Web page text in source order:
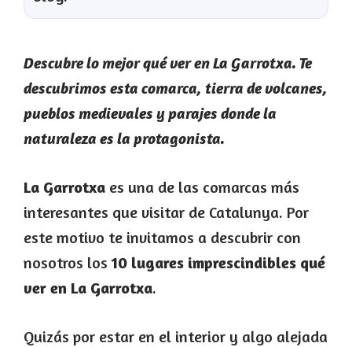
Descubre lo mejor qué ver en La Garrotxa. Te
descubrimos esta comarca, tierra de volcanes,
pueblos medievales y parajes donde la
naturaleza es la protagonista.
La Garrotxa es una de las comarcas más
interesantes que visitar de Catalunya. Por
este motivo te invitamos a descubrir con
nosotros los10 lugares imprescindibles qué
ver en La Garrotxa.
Quizás por estar en el interior y algo alejada